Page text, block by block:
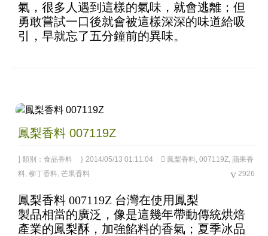
of 5
氣，很多人遇到這樣的氣味，就會逃離；但
勇敢嘗試一口後就會被這樣深深的味道給吸
引，早就忘了五分鐘前的異味。
鳳梨香料 007119Z
類別： 食品香料 2014/05/13 01:11:04 鳳梨香料, 007119Z, 蘋果香
料, 柳丁香料, 芒果香料 2926
5
鳳梨香料 007119Z 台灣在使用鳳梨
製品相當的廣泛，像是這幾年帶動傳統烘焙
產業的鳳梨酥，加強餡料的香氣；夏季冰品